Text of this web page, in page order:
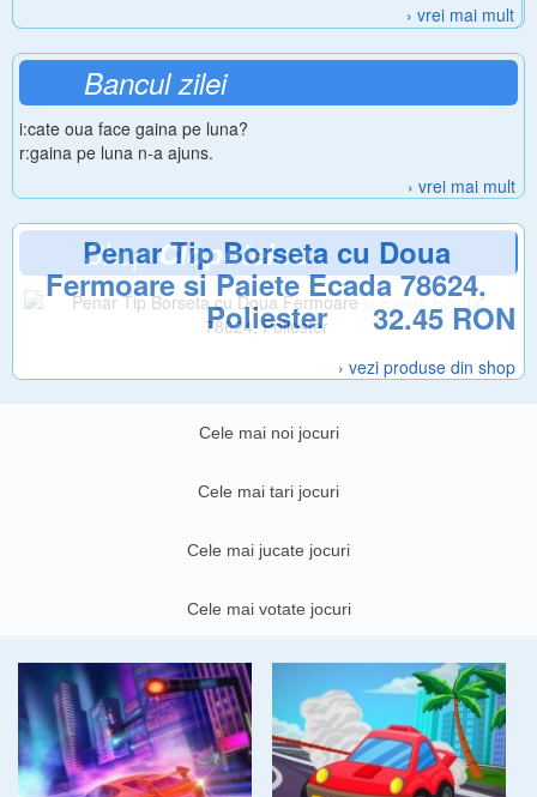
› vrei mai mult
Bancul zilei
i:cate oua face gaina pe luna?
r:gaina pe luna n-a ajuns.
› vrei mai mult
ShopClopotel.ro
Penar Tip Borseta cu Doua
Fermoare si Paiete Ecada 78624,
Poliester 32.45 RON
› vezi produse din shop
Cele mai noi jocuri
Cele mai tari jocuri
Cele mai jucate jocuri
Cele mai votate jocuri